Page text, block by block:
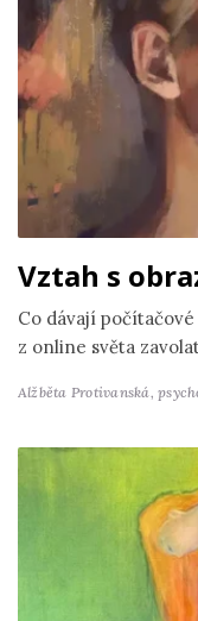
Vztah s
Co dávají
z online světa
Alžběta Protivanská,